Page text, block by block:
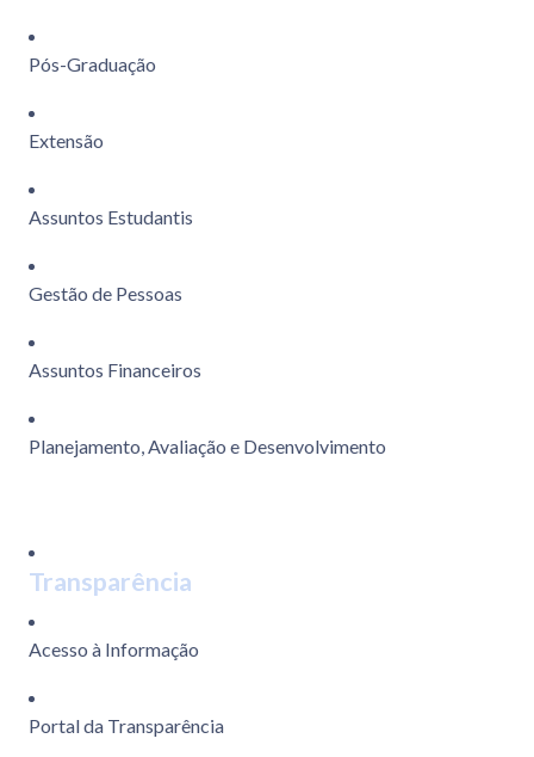
Pós-Graduação
Extensão
Assuntos Estudantis
Gestão de Pessoas
Assuntos Financeiros
Planejamento, Avaliação e Desenvolvimento
Transparência
Acesso à Informação
Portal da Transparência